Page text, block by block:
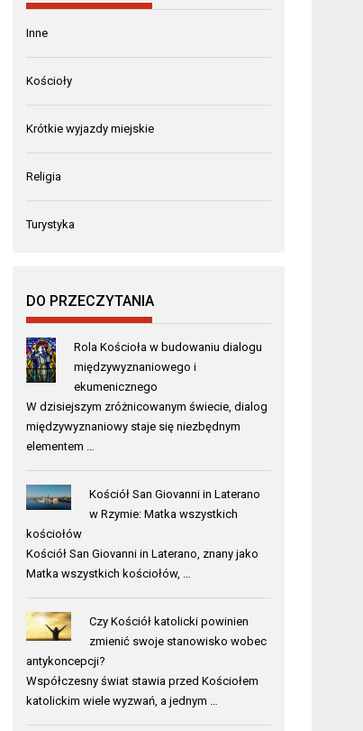
Inne
Kościoły
Krótkie wyjazdy miejskie
Religia
Turystyka
DO PRZECZYTANIA
Rola Kościoła w budowaniu dialogu
międzywyznaniowego i
ekumenicznego
W dzisiejszym zróżnicowanym świecie, dialog
międzywyznaniowy staje się niezbędnym
elementem …
Kościół San Giovanni in Laterano
w Rzymie: Matka wszystkich
kościołów
Kościół San Giovanni in Laterano, znany jako
Matka wszystkich kościołów, …
Czy Kościół katolicki powinien
zmienić swoje stanowisko wobec
antykoncepcji?
Współczesny świat stawia przed Kościołem
katolickim wiele wyzwań, a jednym …